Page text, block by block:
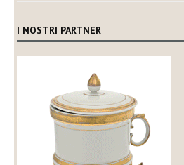
I NOSTRI PARTNER